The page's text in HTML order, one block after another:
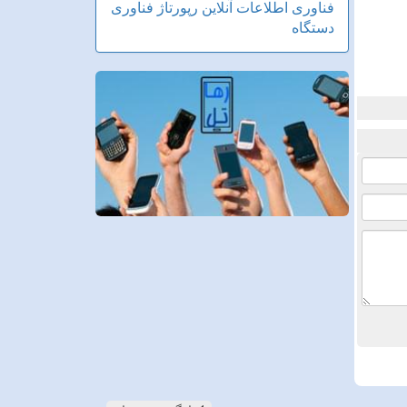
فناوری اطلاعات آنلاین رپورتاژ فناوری
دستگاه